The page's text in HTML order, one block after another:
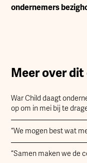
ondernemers
Meer over
War Child daagt
op om in mei bij te
“We mogen best wat
“Samen maken we de